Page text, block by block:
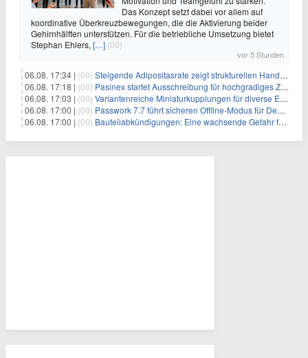
Das Konzept setzt dabei vor allem auf
koordinative Überkreuzbewegungen, die die Aktivierung beider
Gehirnhälften unterstützen. Für die betriebliche Umsetzung bietet
Stephan Ehlers, […] (00)
vor 5 Stunden
06.08. 17:34 | (00) Steigende Adipositasrate zeigt strukturellen Handlungsbedarf bei der Ernährung schulpflichtiger Kinder
06.08. 17:18 | (00) Pasinex startet Ausschreibung für hochgradiges Zinksulfidkonzentrat mit Germanium- und Silbergehalten und stellt ein Betriebsupdate bereit
06.08. 17:03 | (00) Variantenreiche Miniaturkupplungen für diverse Einsatzbereiche
06.08. 17:00 | (00) Passwork 7.7 führt sicheren Offline-Modus für Desktop- und Mobile-Apps ein
06.08. 17:00 | (00) Bauteilabkündigungen: Eine wachsende Gefahr für industrielle Elektroniksysteme